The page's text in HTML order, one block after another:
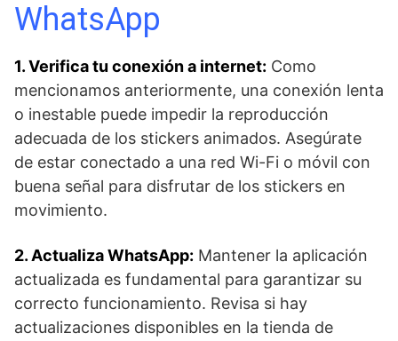
WhatsApp
1. Verifica tu ‌conexión a internet: Como⁣
mencionamos anteriormente, una conexión lenta
o inestable puede impedir la reproducción
adecuada de los stickers animados. Asegúrate
de estar conectado a‌ una red Wi-Fi o móvil con
buena señal para disfrutar de los stickers en
movimiento.
2. Actualiza WhatsApp: Mantener la aplicación
actualizada es fundamental para garantizar su⁢
correcto funcionamiento. Revisa si⁢ hay
actualizaciones disponibles en la tienda de‌